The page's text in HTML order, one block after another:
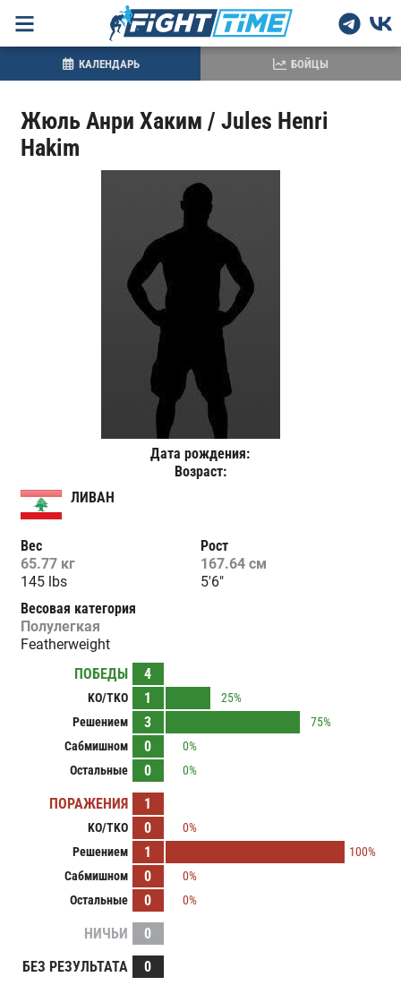
Жюль Анри Хаким / Jules Henri
Hakim
Дата рождения:
Возраст:
ЛИВАН
Вес
65.77 кг
145 lbs
Рост
167.64 см
5'6"
Весовая категория
Полулегкая
Featherweight
ПОБЕДЫ
4
KO/TKO 1
25%
Решением
3
75%
Сабмишном
0
0%
Остальные
0 0%
ПОРАЖЕНИЯ 1
KO/TKO 0
0%
Решением
1
100%
Сабмишном
0
0%
Остальные
0 0%
НИЧЬИ
0
БЕЗ РЕЗУЛЬТАТА
0
КАЛЕНДАРЬ БОЙЦЫ